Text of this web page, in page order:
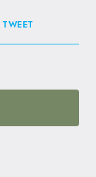
TWEET